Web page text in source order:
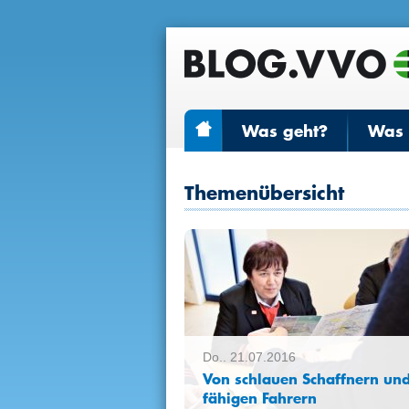
Was geht?
Themenübersicht
Do.. 21.07.2016
Von schlauen Schaffnern
fähigen Fahrern